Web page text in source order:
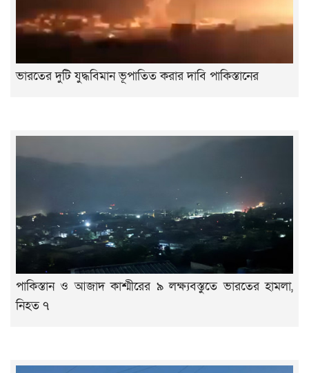
ভারতের দুটি যুদ্ধবিমান ভূপাতিত করার দাবি পাকিস্তানের
পাকিস্তান ও আজাদ কাশ্মীরের ৯ লক্ষ্যবস্তুতে ভারতের হামলা,
নিহত ৭